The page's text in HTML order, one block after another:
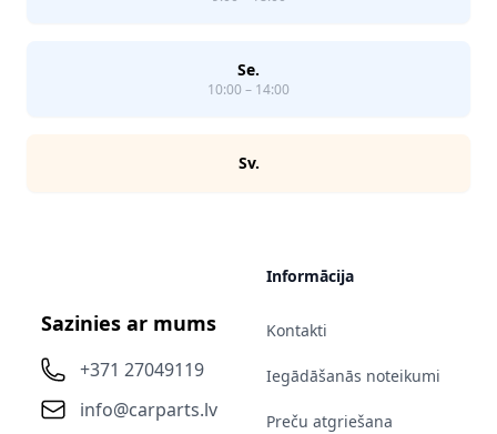
Se.
10:00 – 14:00
Sv.
Sazinies ar mums
+371 27049119
info@carparts.lv
Informācija
Kontakti
Iegādāšanās noteikumi
Preču atgriešana